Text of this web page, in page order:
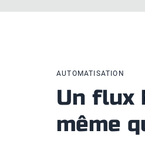
AUTOMATISATION
Un flux
même